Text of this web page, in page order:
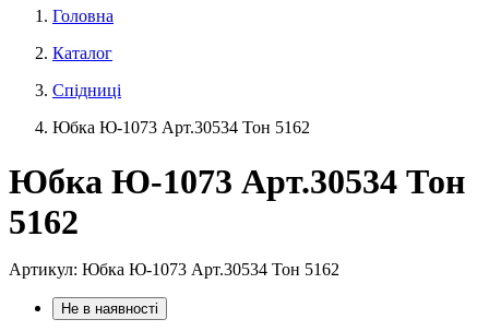
Головна
Каталог
Спідниці
Юбка Ю-1073 Арт.30534 Тон 5162
Юбка Ю-1073 Арт.30534 Тон
5162
Артикул: Юбка Ю-1073 Арт.30534 Тон 5162
Не в наявності